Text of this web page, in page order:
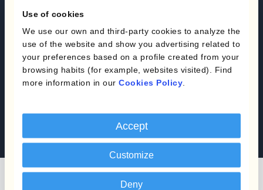
Use of cookies
We use our own and third-party cookies to analyze the
use of the website and show you advertising related to
your preferences based on a profile created from your
browsing habits (for example, websites visited). Find
more information in our Cookies Policy
Accept
Customize
Deny
Automatisiertes
Währungsmanagement –
der Turbo für Ihr Geschäft!
Kontakt